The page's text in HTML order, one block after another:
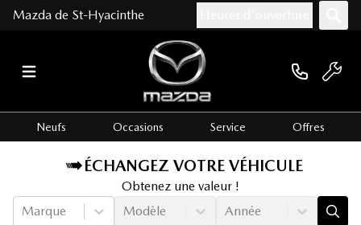
Mazda de St-Hyacinthe
Neufs Occasions Service Offres
ÉCHANGEZ VOTRE VÉHICULE
Obtenez une valeur !
Marque
Modèle Année